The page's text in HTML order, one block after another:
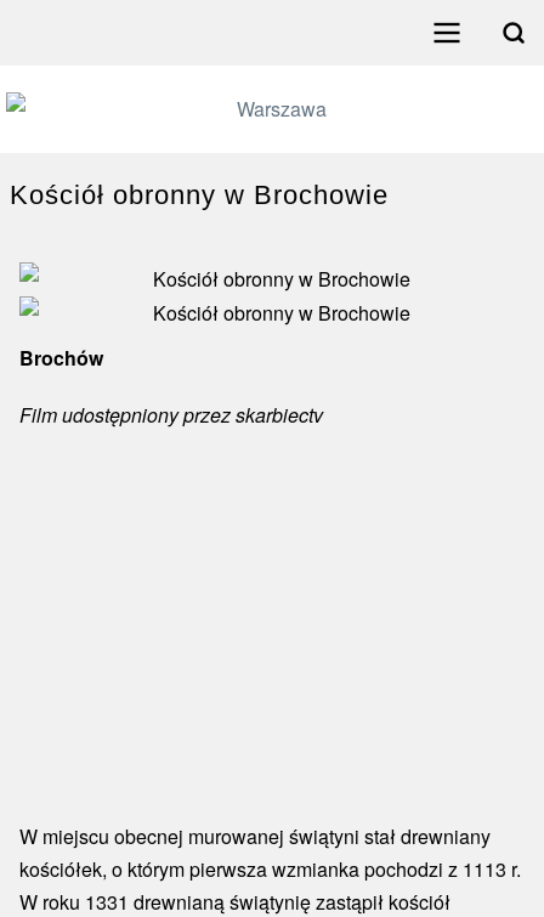
Menu
Kościół obronny w Brochowie
Brochów
Film udostępniony przez skarbiectv
W miejscu obecnej murowanej świątyni stał drewniany
kościółek, o którym pierwsza wzmianka pochodzi z 1113 r.
W roku 1331 drewnianą świątynię zastąpił kościół